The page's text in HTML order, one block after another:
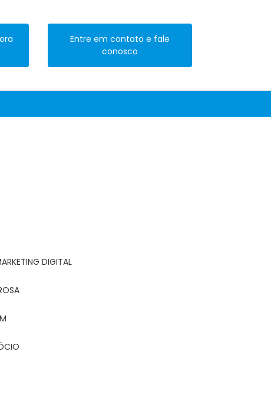
Entre em contato e fale
conosco
DIGITAL